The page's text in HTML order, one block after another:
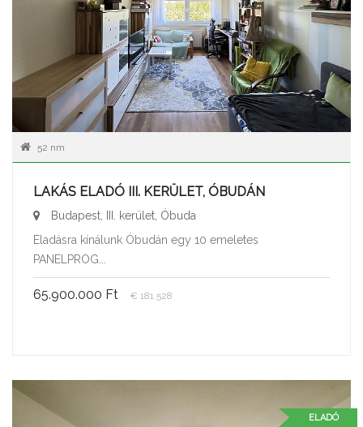
52 nm
LAKÁS ELADÓ III. KERÜLET, ÓBUDÁN
Budapest, III. kerület, Óbuda
Eladásra kínálunk Óbudán egy 10 emeletes
PANELPROG...
65.900.000 Ft € 181.528
ELADÓ